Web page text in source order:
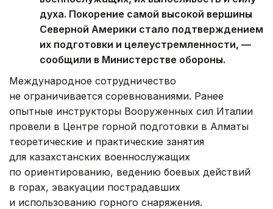
духа. Покорение самой высокой вершины
Северной Америки стало подтверждением
их подготовки и целеустремленности, —
сообщили в Министерстве обороны.
Международное сотрудничество
не ограничивается соревнованиями. Ранее
опытные инструкторы Вооруженных сил Италии
провели в Центре горной подготовки в Алматы
теоретические и практические занятия
для казахстанских военнослужащих
по ориентированию, ведению боевых действий
в горах, эвакуации пострадавших
и использованию горного снаряжения.